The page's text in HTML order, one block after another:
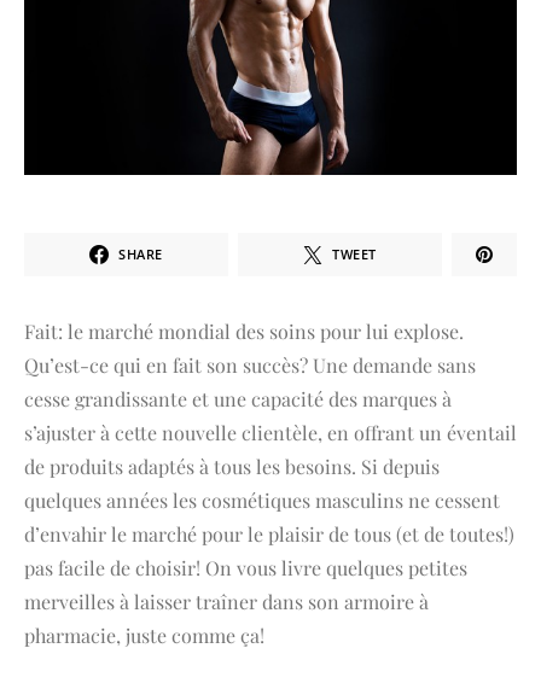
SHARE TWEET
Fait: le marché mondial des soins pour lui explose.
Qu’est-ce qui en fait son succès? Une demande sans
cesse grandissante et une capacité des marques à
s’ajuster à cette nouvelle clientèle, en offrant un éventail
de produits adaptés à tous les besoins. Si depuis
quelques années les cosmétiques masculins ne cessent
d’envahir le marché pour le plaisir de tous (et de toutes!)
pas facile de choisir! On vous livre quelques petites
merveilles à laisser traîner dans son armoire à
pharmacie, juste comme ça!